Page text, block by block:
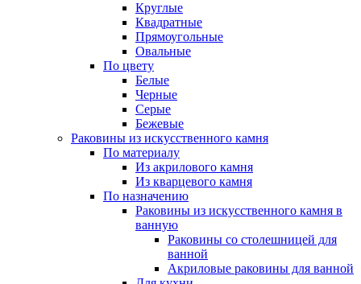
Круглые
Квадратные
Прямоугольные
Овальные
По цвету
Белые
Черные
Серые
Бежевые
Раковины из искусственного камня
По материалу
Из акрилового камня
Из кварцевого камня
По назначению
Раковины из искусственного камня в
ванную
Раковины со столешницей для
ванной
Акриловые раковины для ванной